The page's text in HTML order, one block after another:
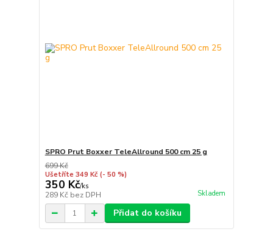
SPRO Prut Boxxer TeleAllround 500 cm 25 g
699 Kč
Ušetříte 349 Kč (- 50 %)
350 Kč/ks
289 Kč bez DPH Skladem
Přidat do košíku